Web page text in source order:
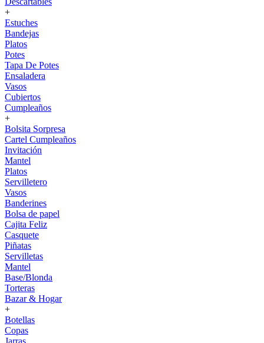
+
Estuches
Bandejas
Platos
Potes
Tapa De Potes
Ensaladera
Vasos
Cubiertos
Cumpleaños
+
Bolsita Sorpresa
Cartel Cumpleaños
Invitación
Mantel
Platos
Servilletero
Vasos
Banderines
Bolsa de papel
Cajita Feliz
Casquete
Piñatas
Servilletas
Mantel
Base/Blonda
Torteras
Bazar & Hogar
+
Botellas
Copas
Jarras